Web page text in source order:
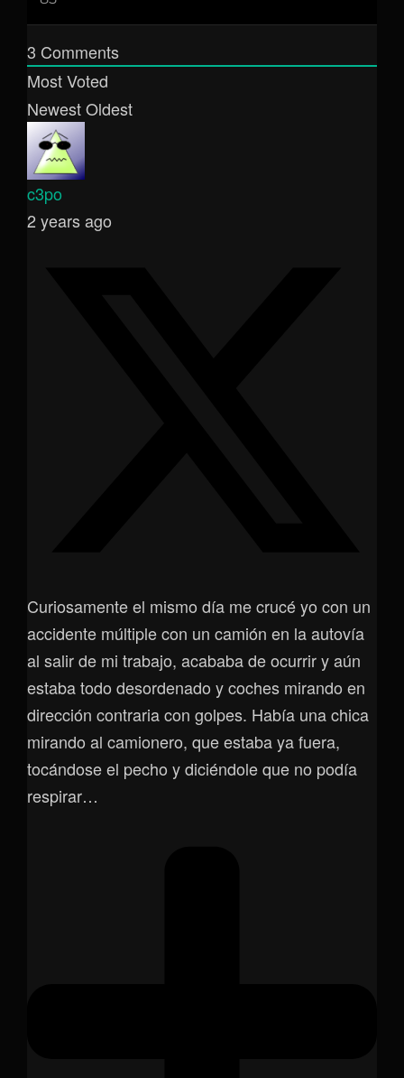
3 Comments
Most Voted
NewestOldest
c3po
2 years ago
Curiosamente el mismo día me crucé yo con un
accidente múltiple con un camión en la autovía
al salir de mi trabajo, acababa de ocurrir y aún
estaba todo desordenado y coches mirando en
dirección contraria con golpes. Había una chica
mirando al camionero, que estaba ya fuera,
tocándose el pecho y diciéndole que no podía
respirar…